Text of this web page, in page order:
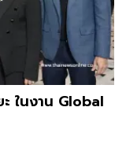
ในงาน Global